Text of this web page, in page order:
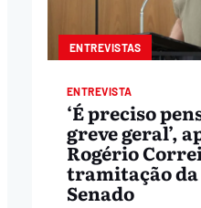
ENTREVISTAS
ENTREVISTA
‘É preciso
greve geral’,
Rogério
tramitação da
Senado